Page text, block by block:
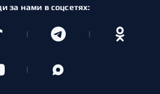
за нами в соцсетях: